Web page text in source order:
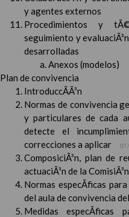
y agentes externos
Procedimientos y
seguimiento y
desarrolladas
Anexos (modelos)
Plan de convivencia
IntroduccÃ­Ã³n
Normas de convivencia
y particulares de cada
detecte el
correcciones a aplicar
07
ComposiciÃ³n, plan de
actuaciÃ³n de la
Normas especÃ­ficas
del aula de convivencia
Medidas especÃ­ficas